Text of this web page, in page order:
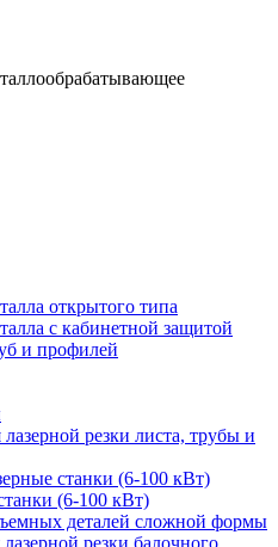
открытого типа
с кабинетной защитой
и профилей
резки листа, трубы и
станки (6-100 кВт)
(6-100 кВт)
деталей сложной формы
резки балочного